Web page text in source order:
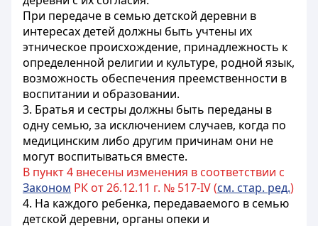
При передаче в семью детской деревни в
интересах детей должны быть учтены их
этническое происхождение, принадлежность к
определенной религии и культуре, родной язык,
возможность обеспечения преемственности в
воспитании и образовании.
3. Братья и сестры должны быть переданы в
одну семью, за исключением случаев, когда по
медицинским либо другим причинам они не
могут воспитываться вместе.
В пункт 4 внесены изменения в соответствии с
Законом РК от 26.12.11 г. № 517-IV (см. стар. ред.)
4. На каждого ребенка, передаваемого в семью
детской деревни, органы опеки и